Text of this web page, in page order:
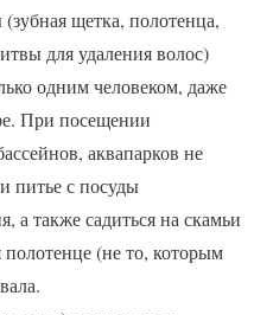
щетка, полотенца,
для удаления волос)
одним человеком, даже
При посещении
аквапарков не
питье с посуды
а также садиться на скамьи
(не то, которым